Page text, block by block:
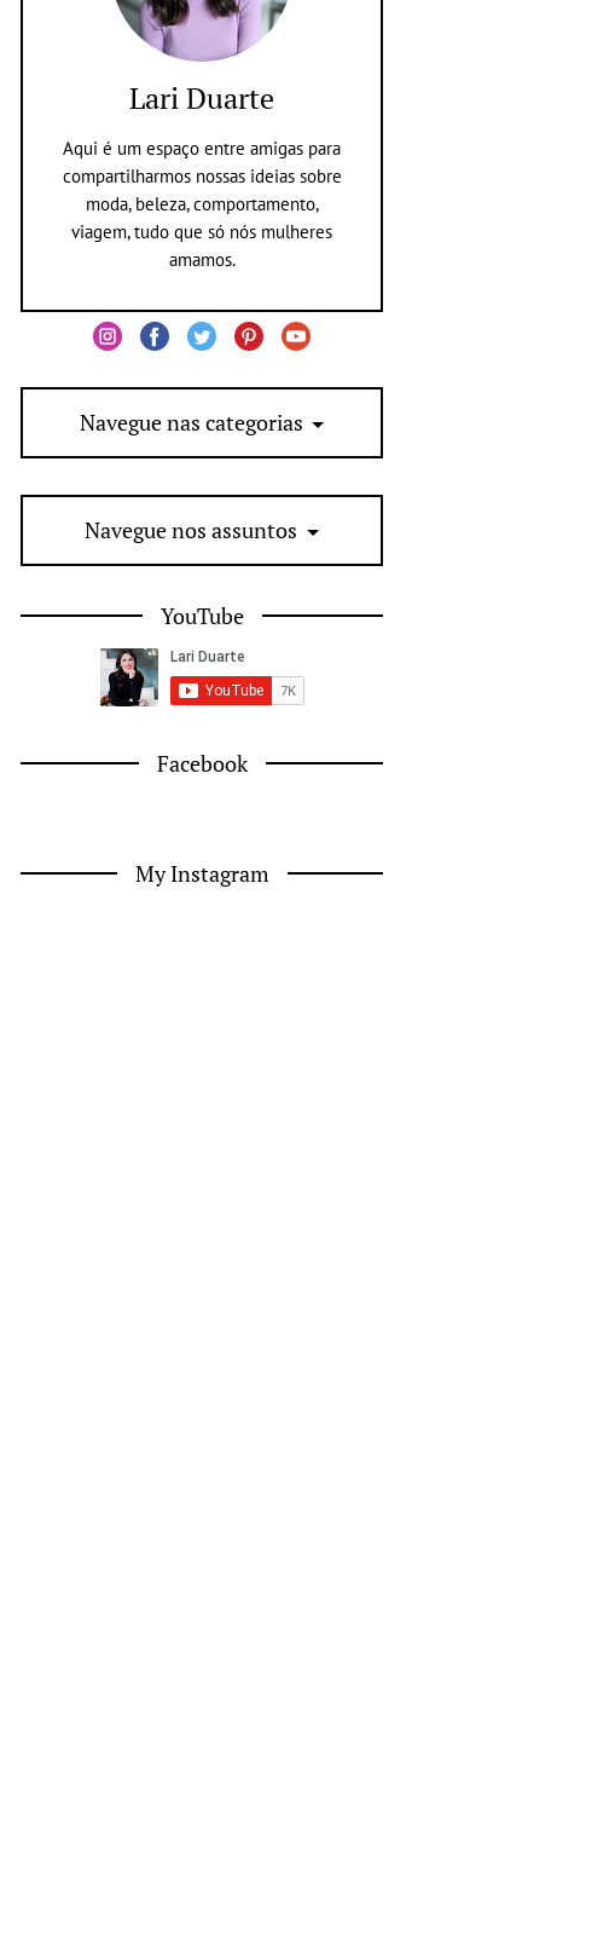
Lari Duarte
Aqui é um espaço entre amigas para
compartilharmos nossas ideias sobre
moda, beleza, comportamento,
viagem, tudo que só nós mulheres
amamos.
Navegue nas categorias
Navegue nos assuntos
YouTube
Facebook
My Instagram